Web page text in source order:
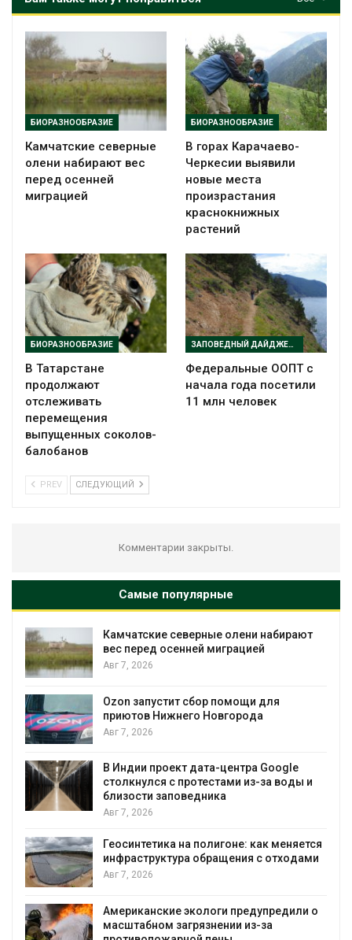
БИОРАЗНООБРАЗИЕ
Камчатские северные
олени набирают вес
перед осенней
миграцией
БИОРАЗНООБРАЗИЕ
В горах Карачаево-
Черкесии выявили
новые места
произрастания
краснокнижных
растений
БИОРАЗНООБРАЗИЕ
В Татарстане
продолжают
отслеживать
перемещения
выпущенных соколов-
балобанов
ЗАПОВЕДНЫЙ ДАЙДЖЕСТ
Федеральные ООПТ с
начала года посетили
11 млн человек
PREV СЛЕДУЮЩИЙ
Комментарии закрыты.
Самые популярные
Камчатские северные олени набирают
вес перед осенней миграцией
Авг 7, 2026
Ozon запустит сбор помощи для
приютов Нижнего Новгорода
Авг 7, 2026
В Индии проект дата-центра Google
столкнулся с протестами из-за воды и
близости заповедника
Авг 7, 2026
Геосинтетика на полигоне: как меняется
инфраструктура обращения с отходами
Авг 7, 2026
Американские экологи предупредили о
масштабном загрязнении из-за